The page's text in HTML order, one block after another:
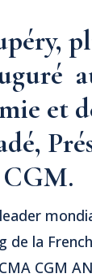
et
de la
CGM